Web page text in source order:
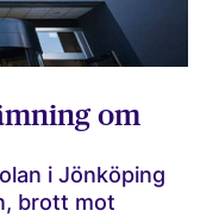
om
i Jönköping
brott mot